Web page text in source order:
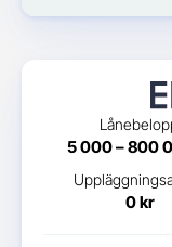
5 000 – 800
0 kr